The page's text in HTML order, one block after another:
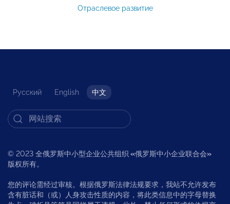
Отраслевое развитие
Русский English 中文
© 2023 全俄罗斯中小型企业公共组织 «俄罗斯中小企业联合会»
版权所有。
您的评论需经过审核。根据俄罗斯法律法规要求，我站不允许发布
含有脏话和（或）人身攻击性质的内容，将此类信息中的字母替换